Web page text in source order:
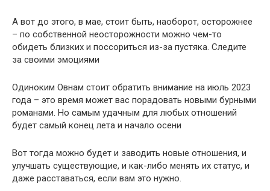
А вот до этого, в мае, стоит быть, наоборот, осторожнее
– по собственной неосторожности можно чем-то
обидеть близких и поссориться из-за пустяка. Следите
за своими эмоциями
Одиноким Овнам стоит обратить внимание на июль 2023
года – это время может вас порадовать новыми бурными
романами. Но самым удачным для любых отношений
будет самый конец лета и начало осени
Вот тогда можно будет и заводить новые отношения, и
улучшать существующие, и как-либо менять их статус, и
даже расставаться, если вам это нужно.